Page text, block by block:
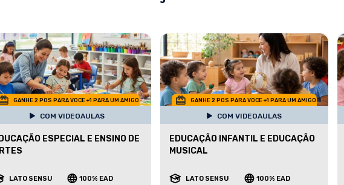
GANHE 2 POS PARA VOCE +1 PARA UM AMIGO
COM VIDEOAULAS
ESPECIAL E ENSINO DE
LATO SENSU 100% EAD
GANHE 2 POS PARA VOCE +1 PARA UM AMIGO
COM VIDEOAULAS
EDUCAÇÃO INFANTIL E EDUCAÇÃO
MUSICAL
LATO SENSU 100% EAD